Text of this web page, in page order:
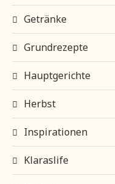
Getränke
Grundrezepte
Hauptgerichte
Herbst
Inspirationen
Klaraslife